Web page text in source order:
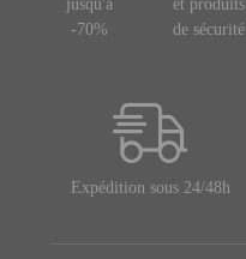
jusqu'à
-70%
et produits
de sécurité
Expédition sous 24/48h